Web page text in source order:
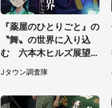
『薬屋のひとりごと』の
〝舞〟の世界に入り込
む 六本木ヒルズ展望台
でコラボ、本邦初公開の
「猫猫像」も【8／1～1
Jタウン調査隊